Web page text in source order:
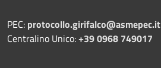
PEC: protocollo.girifalco@asmepec.it
Centralino Unico:+39 0968 749017